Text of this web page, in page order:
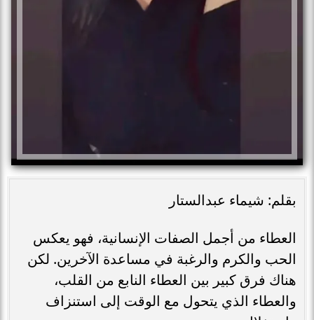
بقلم: شيماء عبدالستار
العطاء من أجمل الصفات الإنسانية، فهو يعكس
الحب والكرم والرغبة في مساعدة الآخرين. لكن
هناك فرق كبير بين العطاء النابع من القلب،
والعطاء الذي يتحول مع الوقت إلى استنزاف